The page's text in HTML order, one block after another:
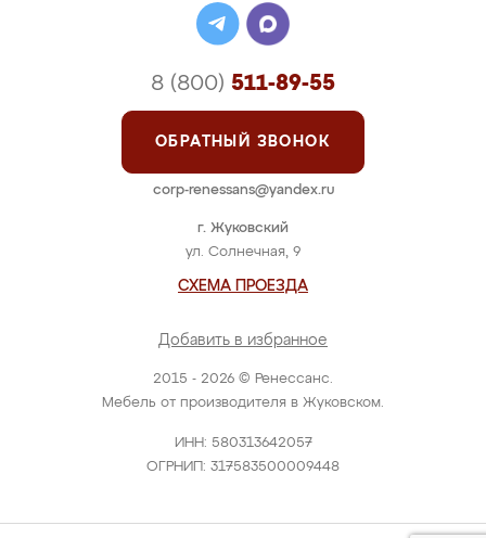
2015 - 2026 © Ренессанс.
Мебель от производителя в Жуковском.
ИНН: 580313642057
ОГРНИП: 317583500009448
г. Жуковский
ул. Солнечная, 9
СХЕМА ПРОЕЗДА
Добавить в избранное
8 (800) 511-89-55
ОБРАТНЫЙ ЗВОНОК
corp-renessans@yandex.ru